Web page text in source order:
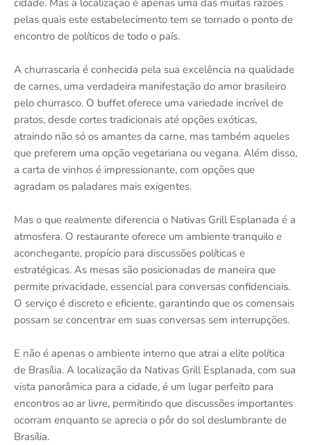
cidade. Mas a localização é apenas uma das muitas razões
pelas quais este estabelecimento tem se tornado o ponto de
encontro de políticos de todo o país.
A churrascaria é conhecida pela sua excelência na qualidade
de carnes, uma verdadeira manifestação do amor brasileiro
pelo churrasco. O buffet oferece uma variedade incrível de
pratos, desde cortes tradicionais até opções exóticas,
atraindo não só os amantes da carne, mas também aqueles
que preferem uma opção vegetariana ou vegana. Além disso,
a carta de vinhos é impressionante, com opções que
agradam os paladares mais exigentes.
Mas o que realmente diferencia o Nativas Grill Esplanada é a
atmosfera. O restaurante oferece um ambiente tranquilo e
aconchegante, propício para discussões políticas e
estratégicas. As mesas são posicionadas de maneira que
permite privacidade, essencial para conversas confidenciais.
O serviço é discreto e eficiente, garantindo que os comensais
possam se concentrar em suas conversas sem interrupções.
E não é apenas o ambiente interno que atrai a elite política
de Brasília. A localização da Nativas Grill Esplanada, com sua
vista panorâmica para a cidade, é um lugar perfeito para
encontros ao ar livre, permitindo que discussões importantes
ocorram enquanto se aprecia o pôr do sol deslumbrante de
Brasília.